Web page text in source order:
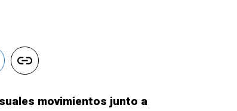
movimientos junto a